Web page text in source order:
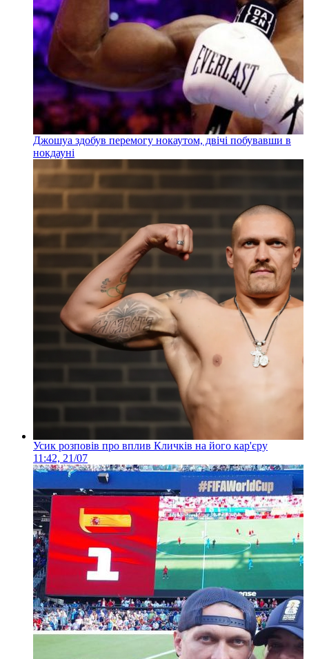
Джошуа здобув перемогу нокаутом, двічі побувавши в
нокдауні
Усик розповів про вплив Кличків на його кар'єру
11:42, 21/07